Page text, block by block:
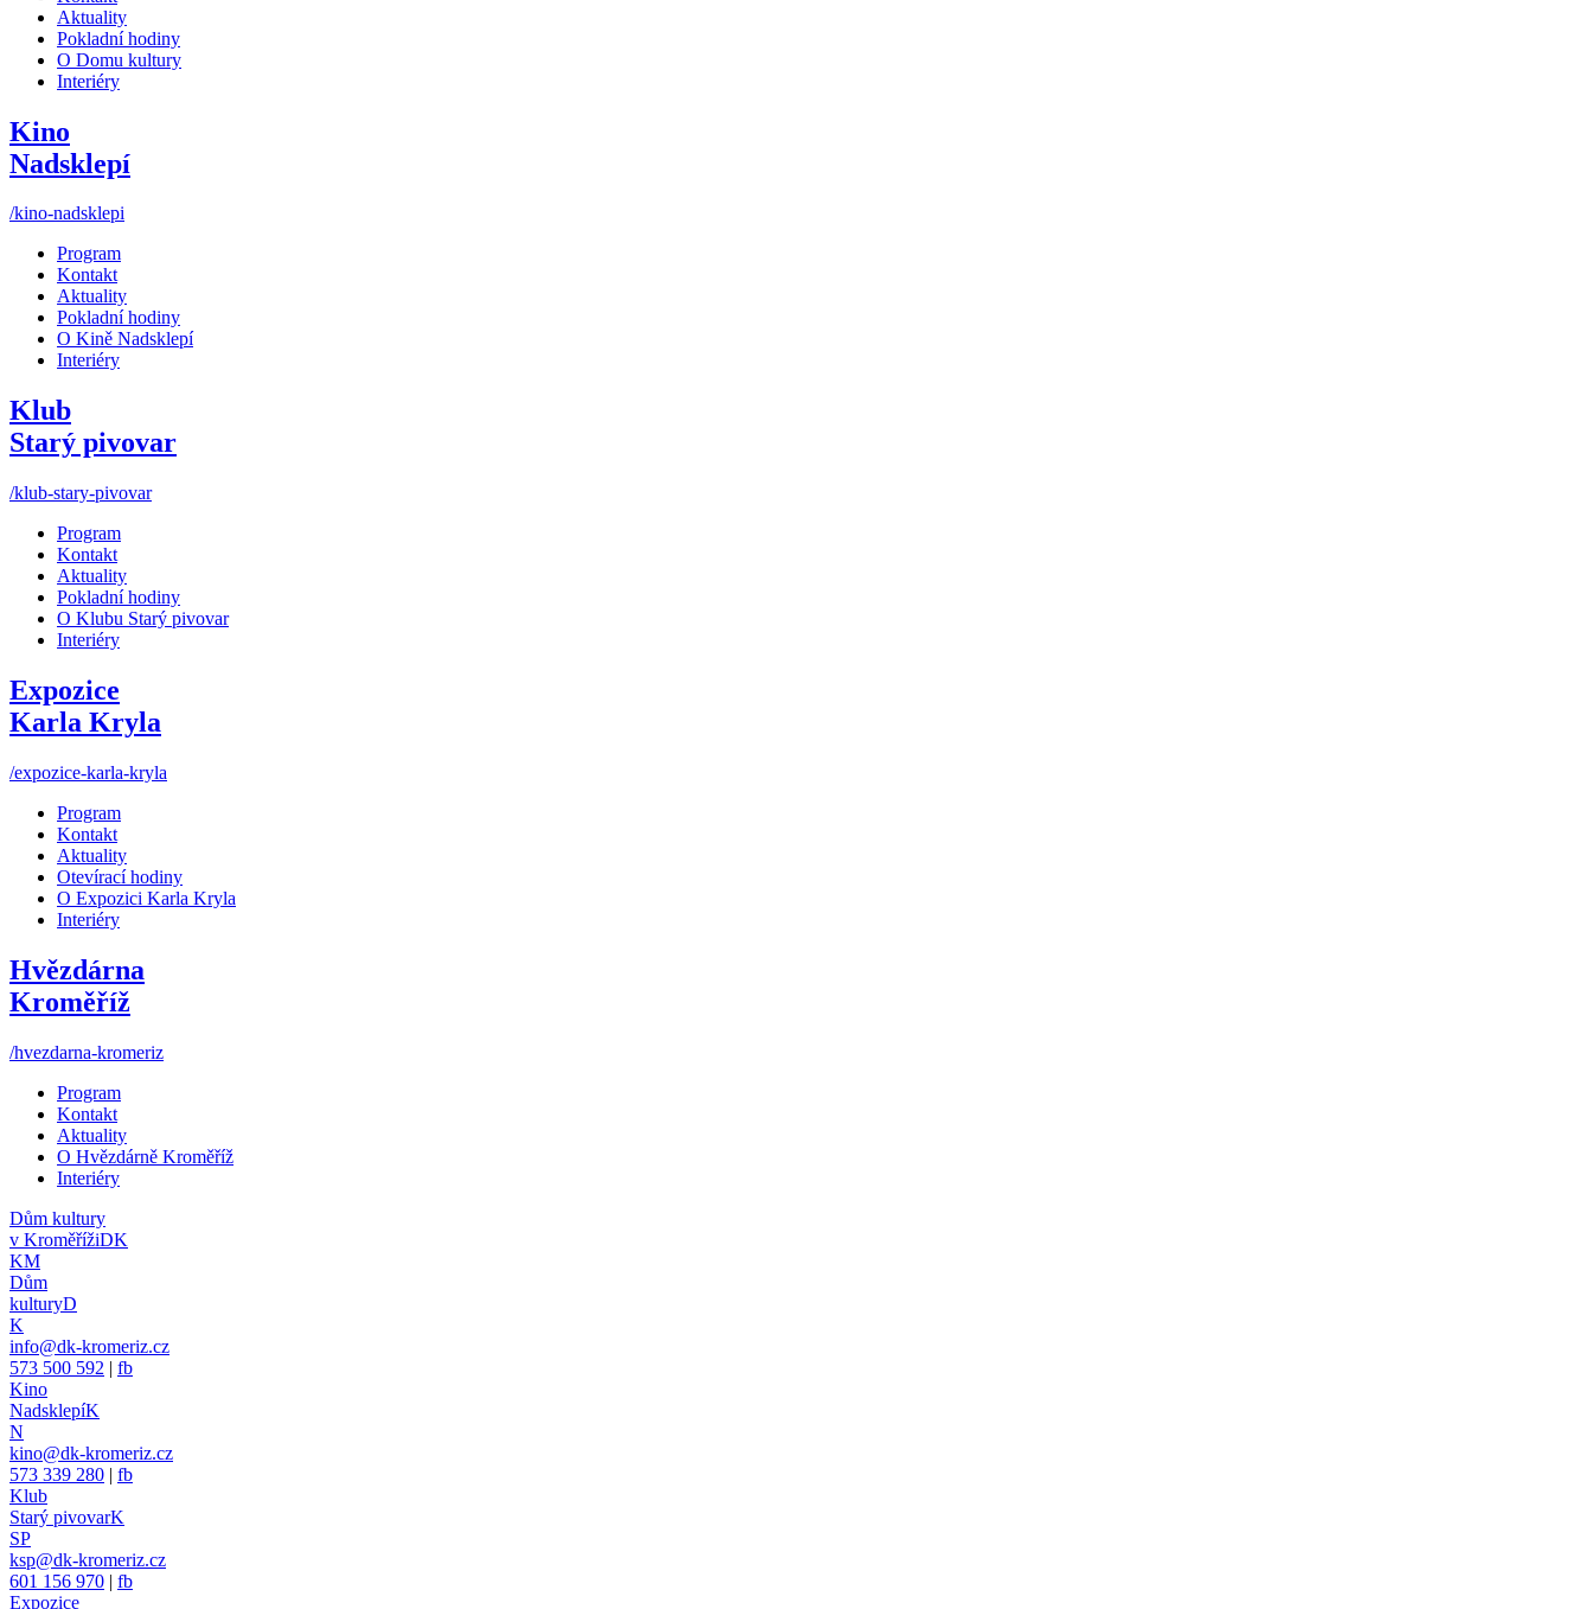
Aktuality
Pokladní hodiny
O Domu kultury
Interiéry
Kino
Nadsklepí
/kino-nadsklepi
Program
Kontakt
Aktuality
Pokladní hodiny
O Kině Nadsklepí
Interiéry
Klub
Starý pivovar
/klub-stary-pivovar
Program
Kontakt
Aktuality
Pokladní hodiny
O Klubu Starý pivovar
Interiéry
Expozice
Karla Kryla
/expozice-karla-kryla
Program
Kontakt
Aktuality
Otevírací hodiny
O Expozici Karla Kryla
Interiéry
Hvězdárna
Kroměříž
/hvezdarna-kromeriz
Program
Kontakt
Aktuality
O Hvězdárně Kroměříž
Interiéry
Dům kultury
v KroměřížiDK
KM
Dům
kulturyD
K
info@dk-kromeriz.cz
573 500 592 | fb
Kino
NadsklepíK
N
kino@dk-kromeriz.cz
573 339 280 | fb
Klub
Starý pivovarK
SP
ksp@dk-kromeriz.cz
601 156 970 | fb
Expozice